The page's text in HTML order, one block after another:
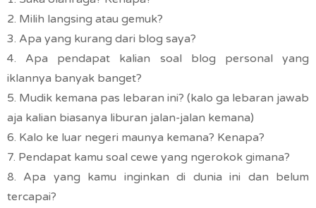
2. Milih langsing atau gemuk?
3. Apa yang kurang dari blog saya?
4. Apa pendapat kalian soal blog personal yang
iklannya banyak banget?
5. Mudik kemana pas lebaran ini? (kalo ga lebaran jawab
aja kalian biasanya liburan jalan-jalan kemana)
6. Kalo ke luar negeri maunya kemana? Kenapa?
7. Pendapat kamu soal cewe yang ngerokok gimana?
8. Apa yang kamu inginkan di dunia ini dan belum
tercapai?